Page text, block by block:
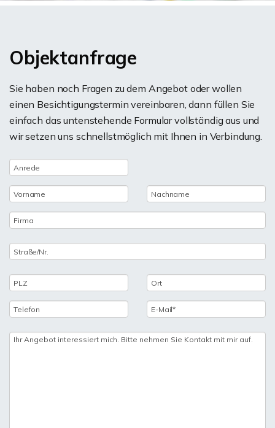
Objektanfrage
Sie haben noch Fragen zu dem Angebot oder wollen
einen Besichtigungstermin vereinbaren, dann füllen Sie
einfach das untenstehende Formular vollständig aus und
wir setzen uns schnellstmöglich mit Ihnen in Verbindung.